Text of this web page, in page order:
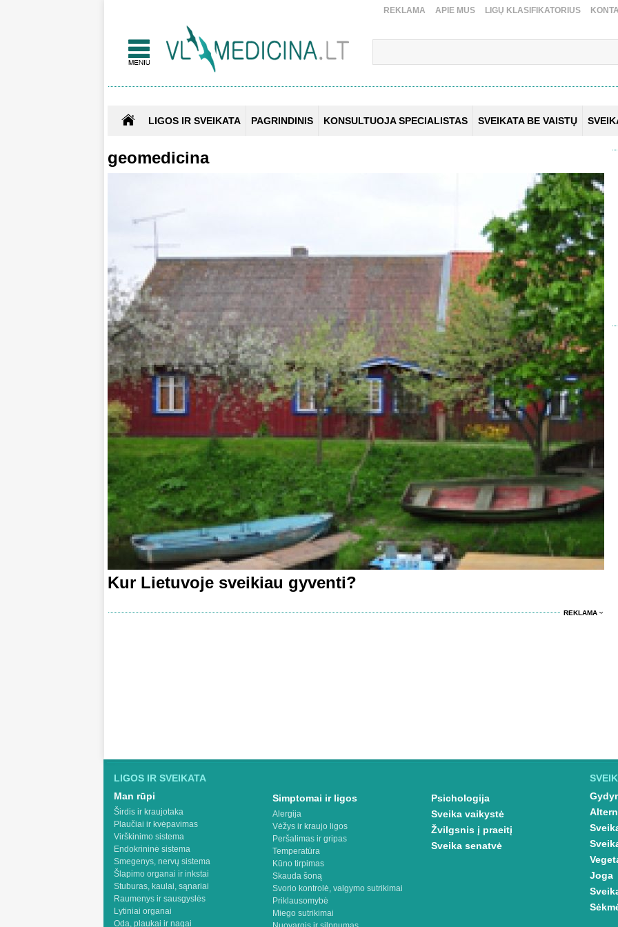
REKLAMA APIE MUS LIGŲ KLASIFIKATORIUS
LIGOS IR SVEIKATA PAGRINDINIS KONSULTUOJA SPECIALISTAS SVEIKATA BE VAISTŲ
geomedicina
Kur Lietuvoje sveikiau gyventi?
REKLAMA
LIGOS IR SVEIKATA
Man rūpi
Širdis ir kraujotaka
Plaučiai ir kvėpavimas
Virškinimo sistema
Endokrininė sistema
Smegenys, nervų sistema
Šlapimo organai ir inkstai
Stuburas, kaulai, sąnariai
Raumenys ir sausgyslės
Lytiniai organai
Oda, plaukai ir nagai
Simptomai ir ligos
Alergija
Vėžys ir kraujo ligos
Peršalimas ir gripas
Temperatūra
Kūno tirpimas
Skauda šoną
Svorio kontrolė, valgymo sutrikimai
Priklausomybė
Miego sutrikimai
Psichologija
Sveika vaikystė
Žvilgsnis į praeitį
Sveika senatvė
Joga